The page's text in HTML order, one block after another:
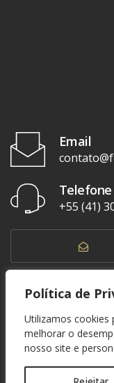
Política de
Utilizamos cookies
melhorar o
nosso site e
Email
Telefone
+55 (41)
© 1937 - 2026. Federação